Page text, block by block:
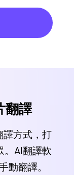
翻譯
譯方式，打
。AI翻譯軟
動翻譯。